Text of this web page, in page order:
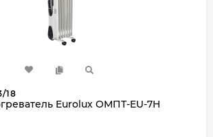
18
Eurolux ОМПТ-EU-7Н